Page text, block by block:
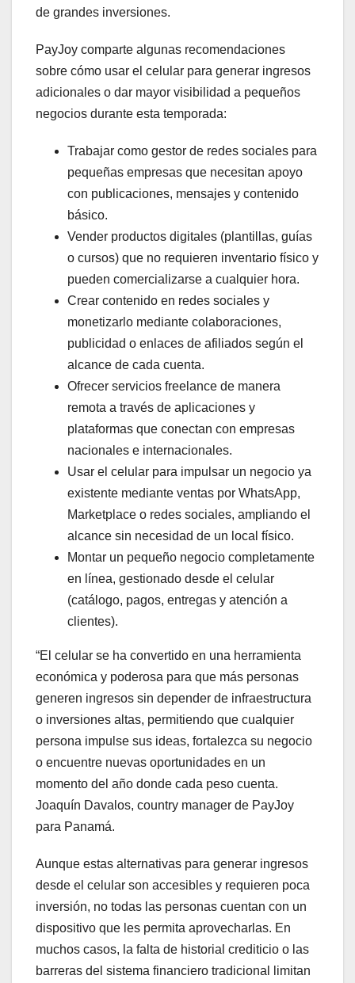
de grandes inversiones.
PayJoy comparte algunas recomendaciones
sobre cómo usar el celular para generar ingresos
adicionales o dar mayor visibilidad a pequeños
negocios durante esta temporada:
Trabajar como gestor de redes sociales para
pequeñas empresas que necesitan apoyo
con publicaciones, mensajes y contenido
básico.
Vender productos digitales (plantillas, guías
o cursos) que no requieren inventario físico y
pueden comercializarse a cualquier hora.
Crear contenido en redes sociales y
monetizarlo mediante colaboraciones,
publicidad o enlaces de afiliados según el
alcance de cada cuenta.
Ofrecer servicios freelance de manera
remota a través de aplicaciones y
plataformas que conectan con empresas
nacionales e internacionales.
Usar el celular para impulsar un negocio ya
existente mediante ventas por WhatsApp,
Marketplace o redes sociales, ampliando el
alcance sin necesidad de un local físico.
Montar un pequeño negocio completamente
en línea, gestionado desde el celular
(catálogo, pagos, entregas y atención a
clientes).
“El celular se ha convertido en una herramienta
económica y poderosa para que más personas
generen ingresos sin depender de infraestructura
o inversiones altas, permitiendo que cualquier
persona impulse sus ideas, fortalezca su negocio
o encuentre nuevas oportunidades en un
momento del año donde cada peso cuenta.
Joaquín Davalos, country manager de PayJoy
para Panamá.
Aunque estas alternativas para generar ingresos
desde el celular son accesibles y requieren poca
inversión, no todas las personas cuentan con un
dispositivo que les permita aprovecharlas. En
muchos casos, la falta de historial crediticio o las
barreras del sistema financiero tradicional limitan